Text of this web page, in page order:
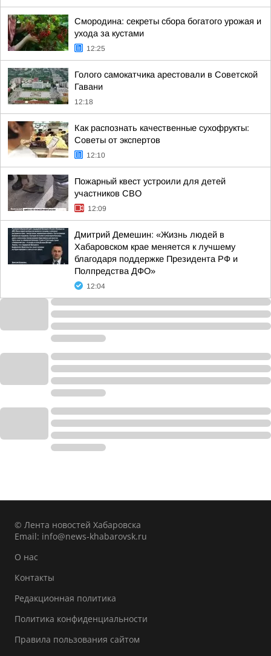
Смородина: секреты сбора богатого урожая и
ухода за кустами
12:25
Голого самокатчика арестовали в Советской
Гавани
12:18
Как распознать качественные сухофрукты:
Советы от экспертов
12:10
Пожарный квест устроили для детей
участников СВО
12:09
Дмитрий Демешин: «Жизнь людей в
Хабаровском крае меняется к лучшему
благодаря поддержке Президента РФ и
Полпредства ДФО»
12:04
© Лента новостей Хабаровска
Email: info@news-khabarovsk.ru
О нас
Контакты
Редакционная политика
Политика конфиденциальности
Правила пользования сайтом